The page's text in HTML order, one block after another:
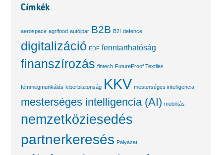
Címkék
aerospace agrifood autóipar B2B B2I defence
digitalizáció EDF fenntarthatóság
finanszírozás fintech FutureProof Textiles
fémmegmunkálás kiberbiiztonság KKV mesterséges intelligencia
mesterséges intelligencia (AI) mobilitás
nemzetköziesedés
partnerkeresés Pályázat